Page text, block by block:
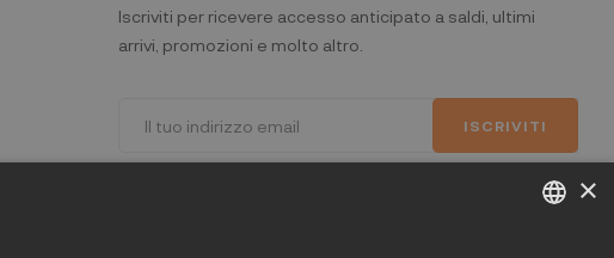
Iscriviti per ricevere accesso anticipato a saldi, ultimi
arrivi, promozioni e molto altro.
ISCRIVITI
chat ×